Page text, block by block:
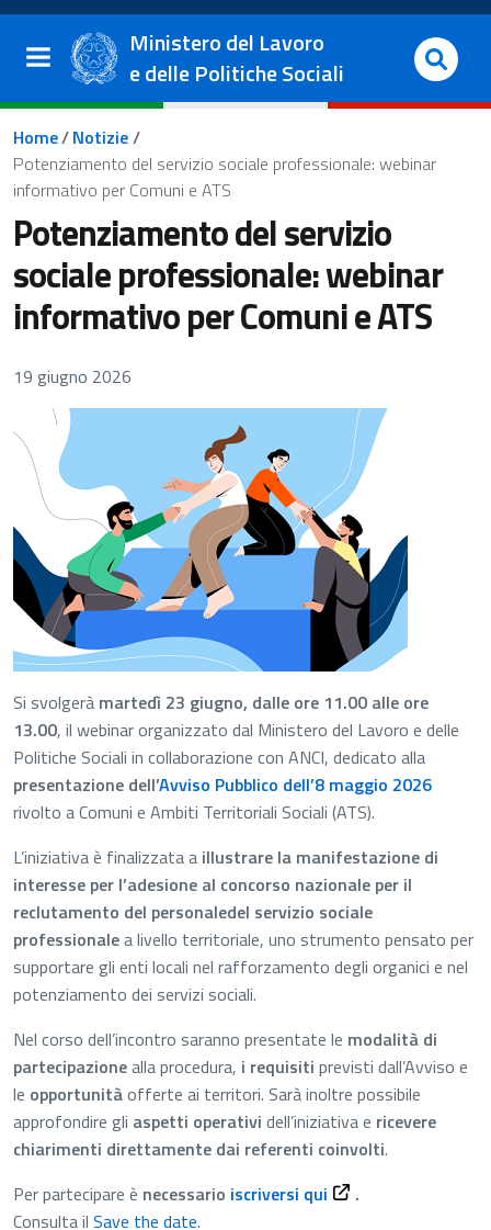
Salta al contenuto principale
Vai al footer
Ministero del Lavoro
e delle Politiche Sociali
Briciole di pane
Home/Notizie/
Potenziamento del servizio sociale professionale: webinar
informativo per Comuni e ATS
Potenziamento del servizio
sociale professionale: webinar
informativo per Comuni e ATS
19 giugno 2026
Si svolgerà martedì 23 giugno, dalle ore 11.00 alle ore
13.00, il webinar organizzato dal Ministero del Lavoro e delle
Politiche Sociali in collaborazione con ANCI, dedicato alla
presentazione dell’Avviso Pubblico dell’8 maggio 2026
rivolto a Comuni e Ambiti Territoriali Sociali (ATS).
L’iniziativa è finalizzata a illustrare la manifestazione di
interesse per l’adesione al concorso nazionale per il
reclutamento del personaledel servizio sociale
professionalea livello territoriale, uno strumento pensato per
supportare gli enti locali nel rafforzamento degli organici e nel
potenziamento dei servizi sociali.
Nel corso dell’incontro saranno presentate le modalità di
partecipazionealla procedura, i requisiti previsti dall’Avviso e
le opportunitàofferte ai territori. Sarà inoltre possibile
approfondire gli aspetti operativi dell’iniziativa e ricevere
chiarimenti direttamente dai referenti coinvolti.
Per partecipare è necessario iscriversi qui
.
Consulta il Save the date.